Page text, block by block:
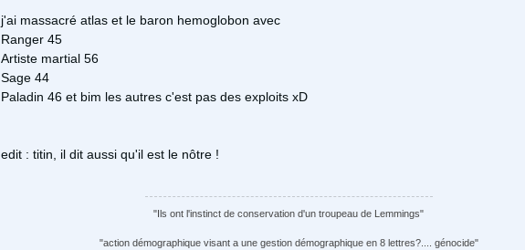
j'ai massacré atlas et le baron hemoglobon avec
Ranger 45
Artiste martial 56
Sage 44
Paladin 46 et bim les autres c'est pas des exploits xD
edit : titin, il dit aussi qu'il est le nôtre !
"Ils ont l'instinct de conservation d'un troupeau de Lemmings"
"action démographique visant a une gestion démographique en 8 lettres?.... génocide"